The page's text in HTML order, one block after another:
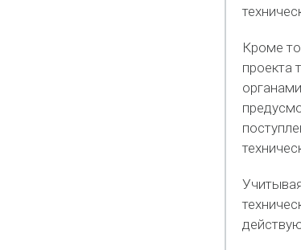
Кроме
проекта